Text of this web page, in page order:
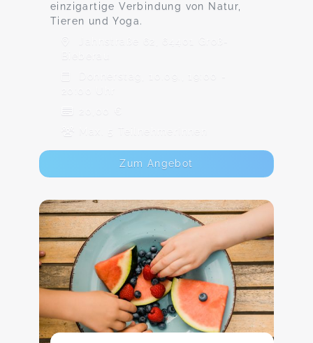
einzigartige Verbindung von Natur,
Tieren und Yoga.
Jahnstraße 62, 64401 Groß-
Donnerstag, 10.09., 19:00 -
20:00 Uhr
20,00 €
Max. 5 TeilnehmerInnen
Zum Angebot